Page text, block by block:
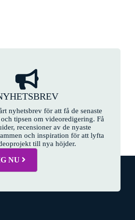
nyhetsbrev för att få de senaste
tipsen om videoredigering. Få
recensioner av de nyaste
och inspiration för att lyfta
till nya höjder.
NU